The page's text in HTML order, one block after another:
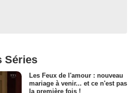
Séries
Les Feux de l'amour : nouveau
mariage à venir... et ce n'est pas
la première fois !